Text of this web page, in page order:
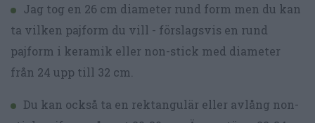
Jag tog en 26 cm diameter rund form men du kan
ta vilken pajform du vill - förslagsvis en rund
pajform i keramik eller non-stick med diameter
från 24 upp till 32 cm.
Du kan också ta en rektangulär eller avlång non-